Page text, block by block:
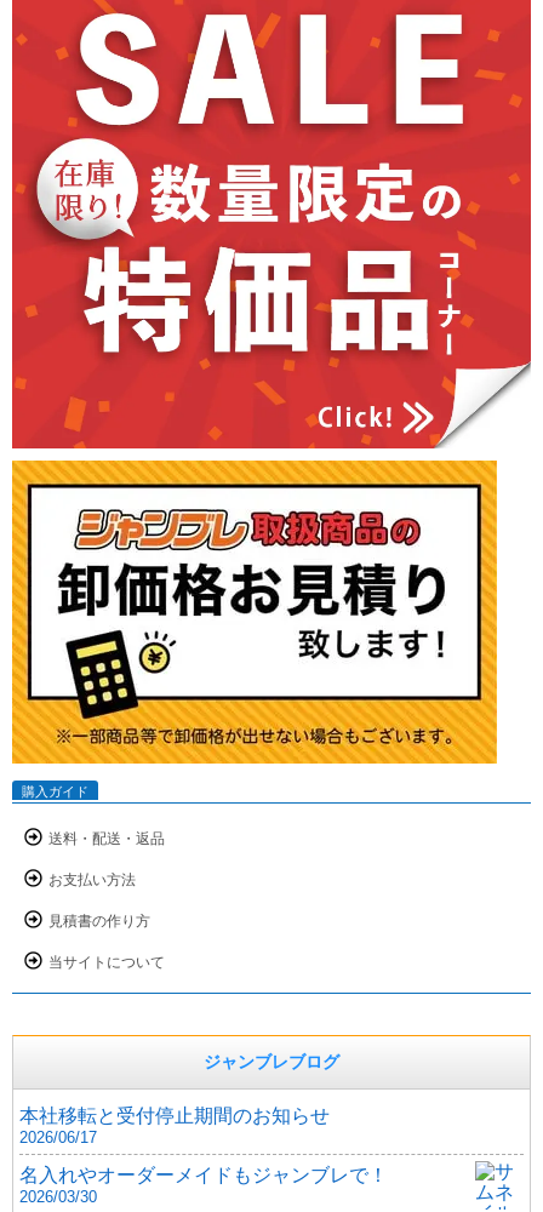
購入ガイド
送料・配送・返品
お支払い方法
見積書の作り方
当サイトについて
ジャンブレブログ
本社移転と受付停止期間のお知らせ
2026/06/17
名入れやオーダーメイドもジャンブレで！
2026/03/30